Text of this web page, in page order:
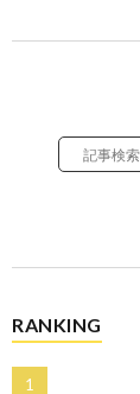
RANKING